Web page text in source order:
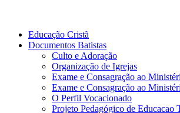
Educação Cristã
Documentos Batistas
Culto e Adoração
Organização de Igrejas
Exame e Consagração ao
Exame e Consagração ao
O Perfil Vocacionado
Projeto Pedagógico de Educacao